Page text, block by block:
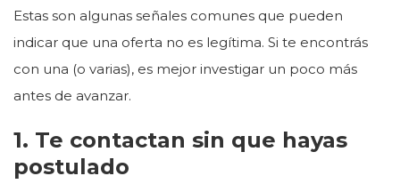
Estas son algunas señales comunes que pueden
indicar que una oferta no es legítima. Si te encontrás
con una (o varias), es mejor investigar un poco más
antes de avanzar.
1. Te contactan sin que hayas
postulado